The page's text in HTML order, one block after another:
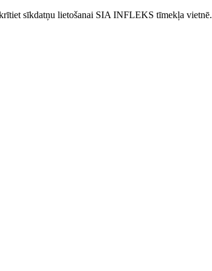
sīkdatņu lietošanai SIA INFLEKS tīmekļa vietnē.